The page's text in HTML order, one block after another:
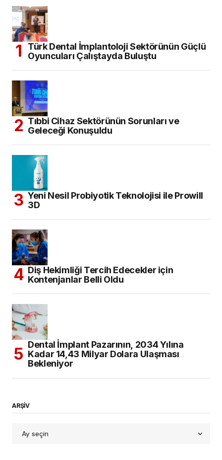
Türk Dental İmplantoloji Sektörünün Güçlü
Oyuncuları Çalıştayda Buluştu
Tıbbi Cihaz Sektörünün Sorunları ve
Geleceği Konuşuldu
Yeni Nesil Probiyotik Teknolojisi ile Prowill
3D
Diş Hekimliği Tercih Edecekler için
Kontenjanlar Belli Oldu
Dental İmplant Pazarının, 2034 Yılına
Kadar 14,43 Milyar Dolara Ulaşması
Bekleniyor
ARŞİV